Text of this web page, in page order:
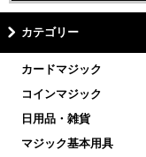
カテゴリー
カードマジック
コインマジック
日用品・雑貨
マジック基本用具